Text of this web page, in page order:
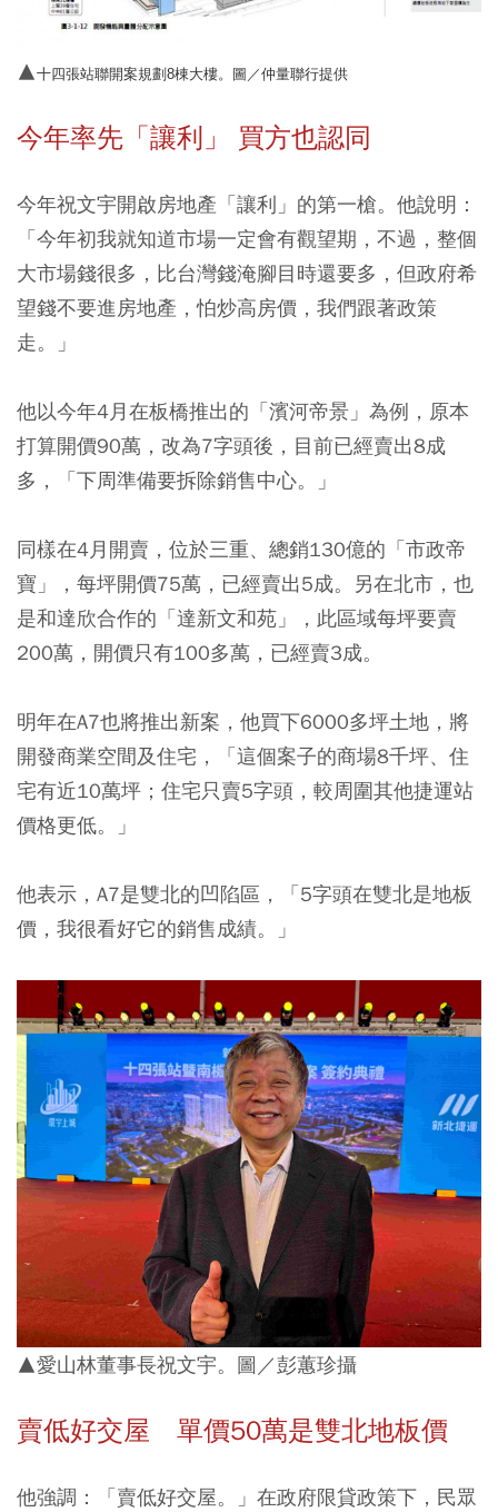
▲十四張站聯開案規劃8棟大樓。圖／仲量聯行提供
今年率先「讓利」 買方也認同
今年祝文宇開啟房地產「讓利」的第一槍。他說明：
「今年初我就知道市場一定會有觀望期，不過，整個
大市場錢很多，比台灣錢淹腳目時還要多，但政府希
望錢不要進房地產，怕炒高房價，我們跟著政策
走。」
他以今年4月在板橋推出的「濱河帝景」為例，原本
打算開價90萬，改為7字頭後，目前已經賣出8成
多，「下周準備要拆除銷售中心。」
同樣在4月開賣，位於三重、總銷130億的「市政帝
寶」，每坪開價75萬，已經賣出5成。另在北市，也
是和達欣合作的「達新文和苑」，此區域每坪要賣
200萬，開價只有100多萬，已經賣3成。
明年在A7也將推出新案，他買下6000多坪土地，將
開發商業空間及住宅，「這個案子的商場8千坪、住
宅有近10萬坪；住宅只賣5字頭，較周圍其他捷運站
價格更低。」
他表示，A7是雙北的凹陷區，「5字頭在雙北是地板
價，我很看好它的銷售成績。」
▲愛山林董事長祝文宇。圖／彭蕙珍攝
賣低好交屋 單價50萬是雙北地板價
他強調：「賣低好交屋。」在政府限貸政策下，民眾